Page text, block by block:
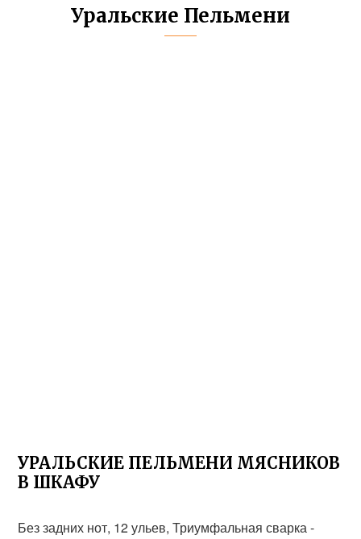
Уральские Пельмени
УРАЛЬСКИЕ ПЕЛЬМЕНИ МЯСНИКОВ
В ШКАФУ
Без задних нот, 12 ульев, Триумфальная сварка -